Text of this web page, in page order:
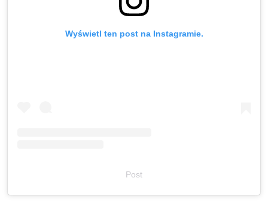
Wyświetl ten post na Instagramie.
Post